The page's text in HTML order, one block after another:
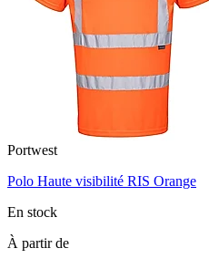
Portwest
Polo Haute visibilité RIS Orange
En stock
À partir de